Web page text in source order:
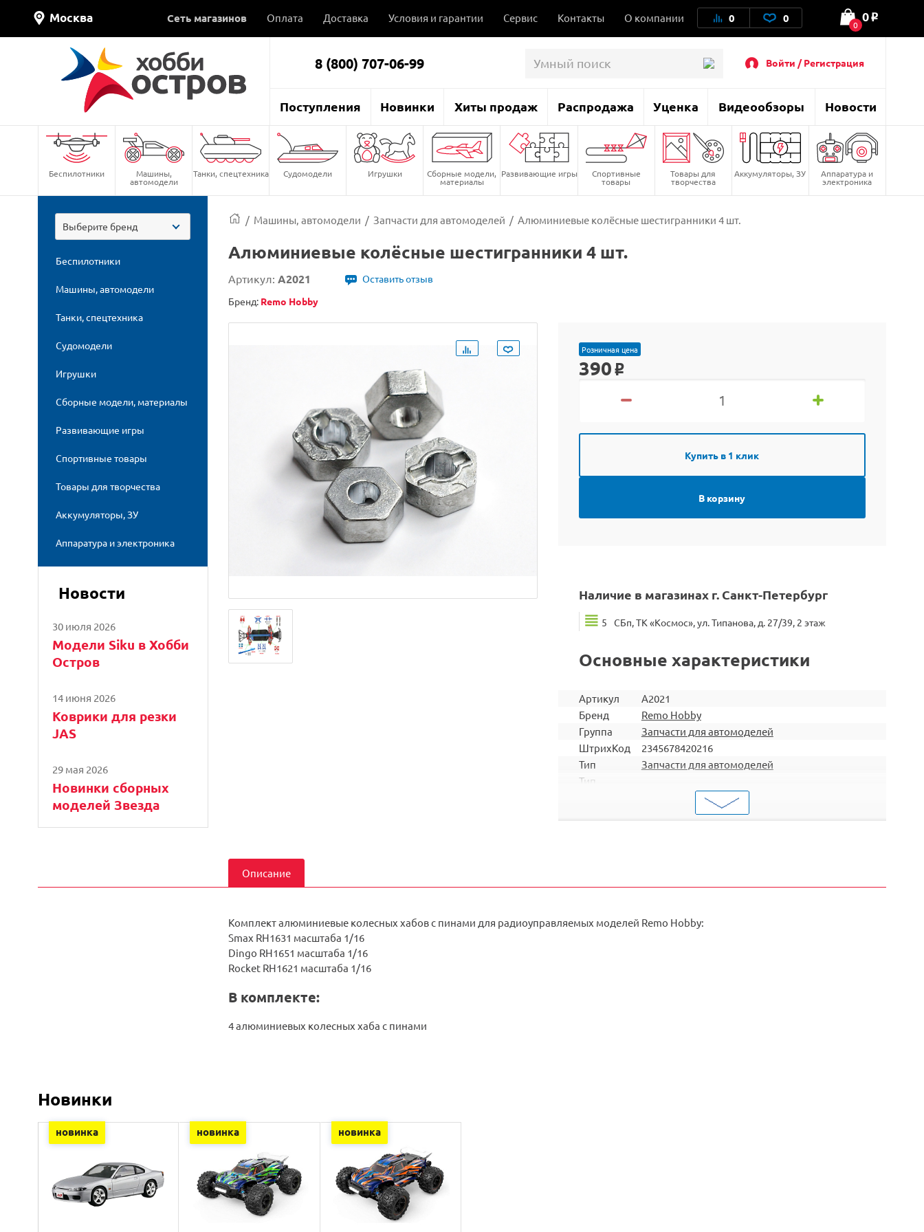
Москва Сеть магазинов Оплата Доставка Условия и гарантии Сервис Контакты О компании 0 0 0
0 o
8 (800) 707-06-99 Войти / Регистрация
Поступления Новинки Хиты продаж Распродажа Уценка Видеообзоры Новости
Беспилотники Машины,
автомодели
Танки, спецтехника Судомодели Игрушки Сборные модели,
материалы
Развивающие игры Спортивные
товары
Товары для
творчества
Аккумуляторы, ЗУ Аппаратура и
электроника
Выберите бренд
Беспилотники
Машины, автомодели
Танки, спецтехника
Судомодели
Игрушки
Сборные модели, материалы
Развивающие игры
Спортивные товары
Товары для творчества
Аккумуляторы, ЗУ
Аппаратура и электроника
Новости
30 июля 2026
Модели Siku в Хобби
Остров
14 июня 2026
Коврики для резки
JAS
29 мая 2026
Новинки сборных
моделей Звезда
/ Машины, автомодели / Запчасти для автомоделей / Алюминиевые колёсные шестигранники 4 шт.
Алюминиевые колёсные шестигранники 4 шт.
Артикул: A2021
Оставить отзыв
Бренд: Remo Hobby
Розничная цена
390 o
Купить в 1 клик
В корзину
Наличие в магазинах г. Санкт-Петербург
5 СБп, ТК «Космос», ул. Типанова, д. 27/39, 2 этаж
Основные характеристики
Артикул
A2021
Бренд
Remo Hobby
Группа
Запчасти для автомоделей
ШтрихКод
2345678420216
Тип
Запчасти для автомоделей
Тип
Детали трансмиссии
RH8051 / RH8055 / RH8081 / RH8085 / RH1021 /
Описание
Комплект алюминиевые колесных хабов с пинами для радиоуправляемых моделей Remo Hobby:
Smax RH1631 масштаба 1/16
Dingo RH1651 масштаба 1/16
Rocket RH1621 масштаба 1/16
В комплекте:
4 алюминиевых колесных хаба с пинами
Новинки
новинка новинка новинка